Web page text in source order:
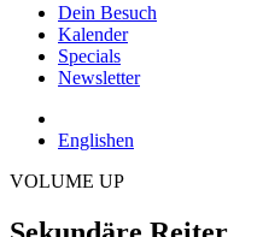
Dein Besuch
Kalender
Specials
Newsletter
Englishen
VOLUME UP